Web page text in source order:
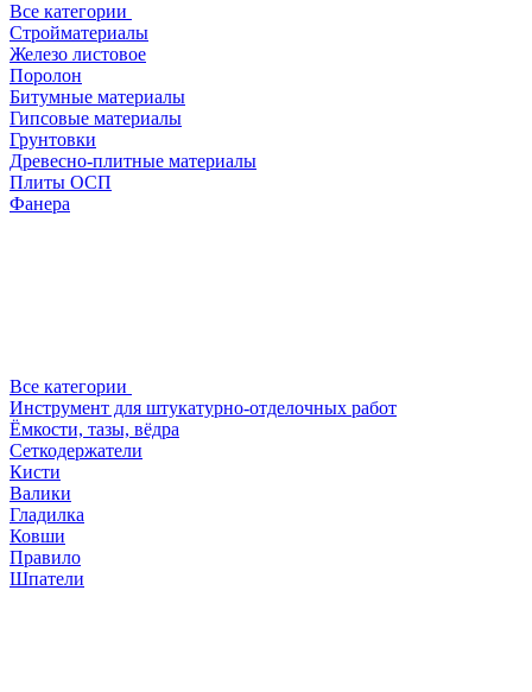
Все категории
Стройматериалы
Железо листовое
Поролон
Битумные материалы
Гипсовые материалы
Грунтовки
Древесно-плитные материалы
Плиты ОСП
Фанера
Все категории
Инструмент для штукатурно-отделочных работ
Ёмкости, тазы, вёдра
Сеткодержатели
Кисти
Валики
Гладилка
Ковши
Правило
Шпатели